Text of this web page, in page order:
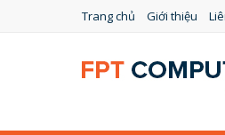
Trang chủ Giới thiệu